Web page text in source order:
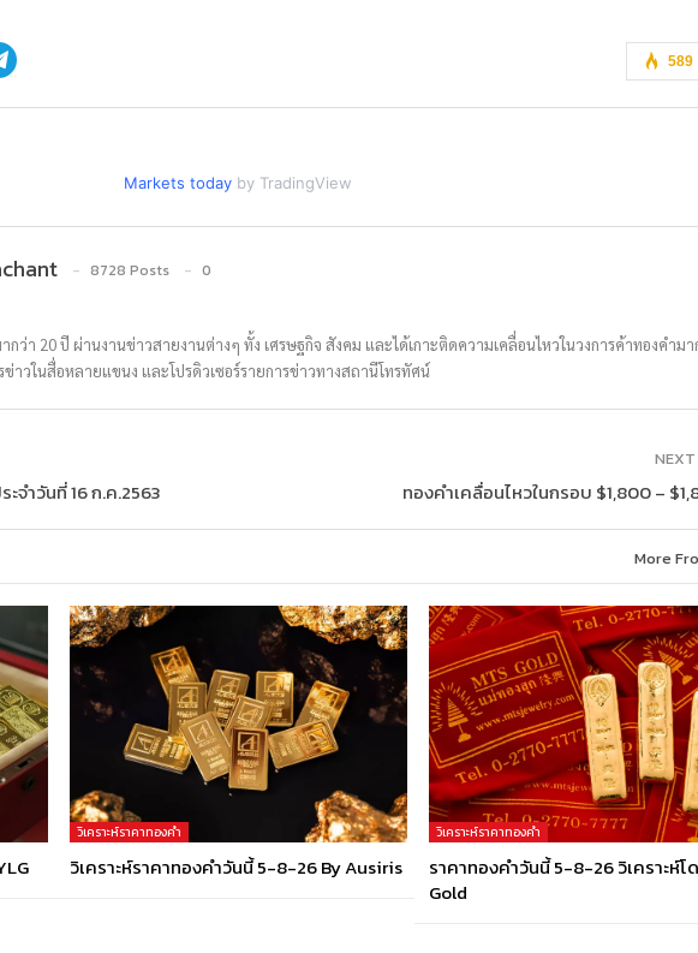
589
Markets today by TradingView
8728 Posts
0
กว่า 20 ปี ผ่านงานข่าวสายงานต่างๆ ทั้ง เศรษฐกิจ สังคม และได้เกาะติดความเคลื่อนไหวในวงการค้าทองคำมา
ข่าวในสื่อหลายแขนง และโปรดิวเซอร์รายการข่าวทางสถานีโทรทัศน์
จำวันที่ 16 ก.ค.2563 ทองคำเคลื่อนไหวในกรอบ $1,800 –
More
วิเคราะห์ราคาทองคำ
วิเคราะห์ราคาทองคำวันนี้ 5-8-26 By Ausiris
วิเคราะห์ราคาทองคำ
ราคาทองคำวันนี้ 5-8-26 วิเคราะห์โ
Gold